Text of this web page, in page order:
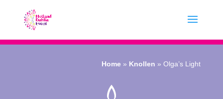
Home » Knollen »Olga’s Light